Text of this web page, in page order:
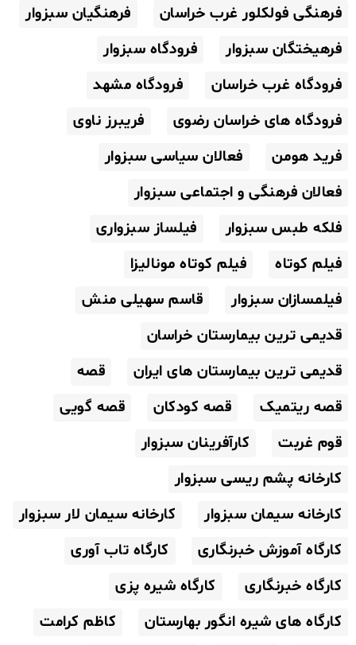
فرهنگی فولکلور غرب خراسان
فرهنگیان سبزوار
فرهیختگان سبزوار
فرودگاه سبزوار
فرودگاه غرب خراسان
فرودگاه مشهد
فرودگاه های خراسان رضوی
فریبرز ناوی
فرید هومن
فعالان سیاسی سبزوار
فعالان فرهنگی و اجتماعی سبزوار
فلکه طبس سبزوار
فیلساز سبزواری
فیلم کوتاه
فیلم کوتاه مونالیزا
فیلمسازان سبزوار
قاسم سهیلی منش
قدیمی ترین بیمارستان خراسان
قدیمی ترین بیمارستان های ایران
قصه
قصه ریتمیک
قصه کودکان
قصه گویی
قوم غربت
کارآفرینان سبزوار
کارخانه پشم ریسی سبزوار
کارخانه سیمان سبزوار
کارخانه سیمان لار سبزوار
کارگاه آموزش خبرنگاری
کارگاه تاب آوری
کارگاه خبرنگاری
کارگاه شیره پزی
کارگاه های شیره انگور بهارستان
کاظم کرامت